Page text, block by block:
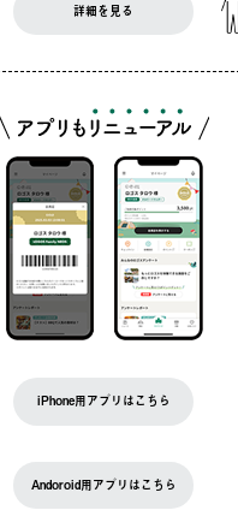
詳細を見る
iPhone用アプリはこちら
Andoroid用アプリはこちら